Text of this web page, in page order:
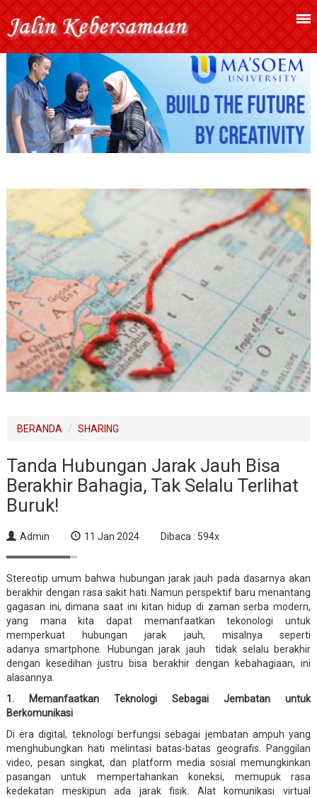
BERANDA SHARING
Tanda Hubungan Jarak Jauh Bisa
Berakhir Bahagia, Tak Selalu Terlihat
Buruk!
Admin 11 Jan 2024 Dibaca : 594x
Stereotip umum bahwa hubungan jarak jauh pada dasarnya akan
berakhir dengan rasa sakit hati. Namun perspektif baru menantang
gagasan ini, dimana saat ini kitan hidup di zaman serba modern,
yang mana kita dapat memanfaatkan tekonologi untuk
memperkuat hubungan jarak jauh, misalnya seperti
adanya smartphone. Hubungan jarak jauh tidak selalu berakhir
dengan kesedihan justru bisa berakhir dengan kebahagiaan, ini
alasannya.
1. Memanfaatkan Teknologi Sebagai Jembatan untuk
Berkomunikasi
Di era digital, teknologi berfungsi sebagai jembatan ampuh yang
menghubungkan hati melintasi batas-batas geografis. Panggilan
video, pesan singkat, dan platform media sosial memungkinkan
pasangan untuk mempertahankan koneksi, memupuk rasa
kedekatan meskipun ada jarak fisik. Alat komunikasi virtual